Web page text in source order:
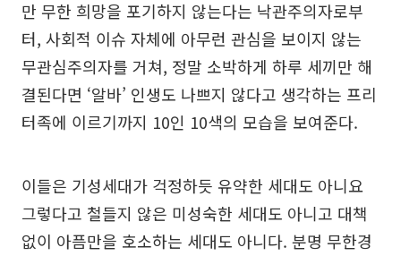
만 무한 희망을 포기하지 않는다는 낙관주의자로부
터, 사회적 이슈 자체에 아무런 관심을 보이지 않는
무관심주의자를 거쳐, 정말 소박하게 하루 세끼만 해
결된다면 ‘알바’ 인생도 나쁘지 않다고 생각하는 프리
터족에 이르기까지 10인 10색의 모습을 보여준다.
이들은 기성세대가 걱정하듯 유약한 세대도 아니요
그렇다고 철들지 않은 미성숙한 세대도 아니고 대책
없이 아픔만을 호소하는 세대도 아니다. 분명 무한경